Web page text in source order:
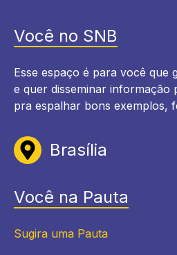
Você no SNB
Esse espaço é para você que
e quer disseminar informação
pra espalhar bons exemplos,
Brasília
Você na Pauta
Sugira uma Pauta